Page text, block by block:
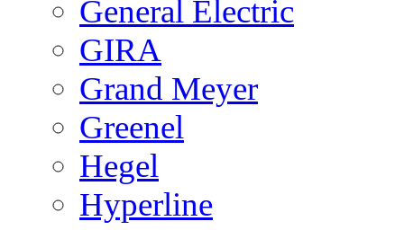
General Electric
GIRA
Grand Meyer
Greenel
Hegel
Hyperline